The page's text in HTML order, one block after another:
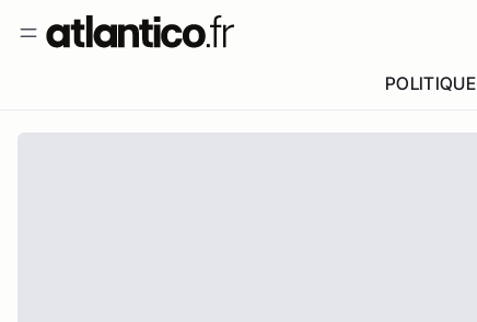
POLITIQUE